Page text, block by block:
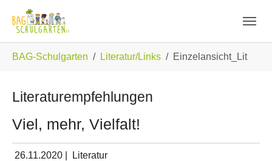
BAG-Schulgarten Literatur/Links Einzelansicht_Lit
Literaturempfehlungen
Viel, mehr, Vielfalt!
26.11.2020 Literatur